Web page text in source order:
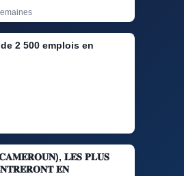
2 500 emplois en
𝐋𝐄𝐒 𝐏𝐋𝐔𝐒
𝐄𝐍